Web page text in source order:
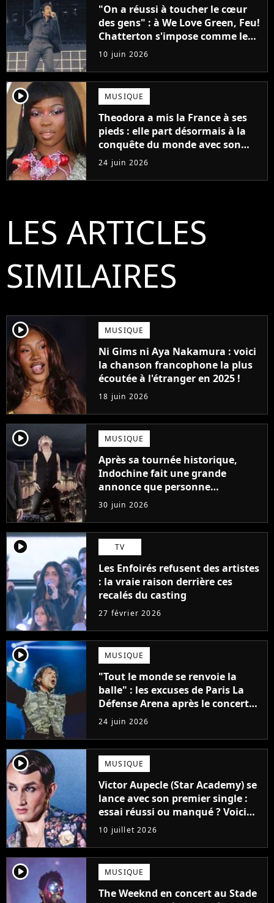
"On a réussi à toucher le cœur
des gens" : à We Love Green, Feu!
Chatterton s'impose comme le
groupe rock français de sa
génération
10 juin 2026
player2 MUSIQUE
Theodora a mis la France à ses
pieds : elle part désormais à la
conquête du monde avec son
premier gros feat international
24 juin 2026
LES ARTICLES
SIMILAIRES
player2 MUSIQUE
Ni Gims ni Aya Nakamura : voici
la chanson francophone la plus
écoutée à l'étranger en 2025 !
18 juin 2026
player2 MUSIQUE
Après sa tournée historique,
Indochine fait une grande
annonce que personne
n'attendait
30 juin 2026
player2 TV
Les Enfoirés refusent des artistes
: la vraie raison derrière ces
recalés du casting
27 février 2026
player2 MUSIQUE
"Tout le monde se renvoie la
balle" : les excuses de Paris La
Défense Arena après le concert
interrompu d'Iron Maiden ne
passent pas
24 juin 2026
player2 MUSIQUE
Victor Aupecle (Star Academy) se
lance avec son premier single :
essai réussi ou manqué ? Voici
notre avis !
10 juillet 2026
player2 MUSIQUE
The Weeknd en concert au Stade